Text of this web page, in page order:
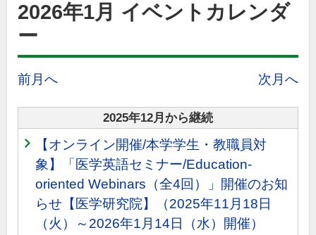
2026年1月 イベントカレンダ
ー
前月へ 次月へ
2025年12月から継続
【オンライン開催/本学学生・教職員対
象】「医学英語セミナー/Education-
oriented Webinars（全4回）」開催のお知
らせ【医学研究院】（2025年11月18日
（火）～2026年1月14日（水）開催）